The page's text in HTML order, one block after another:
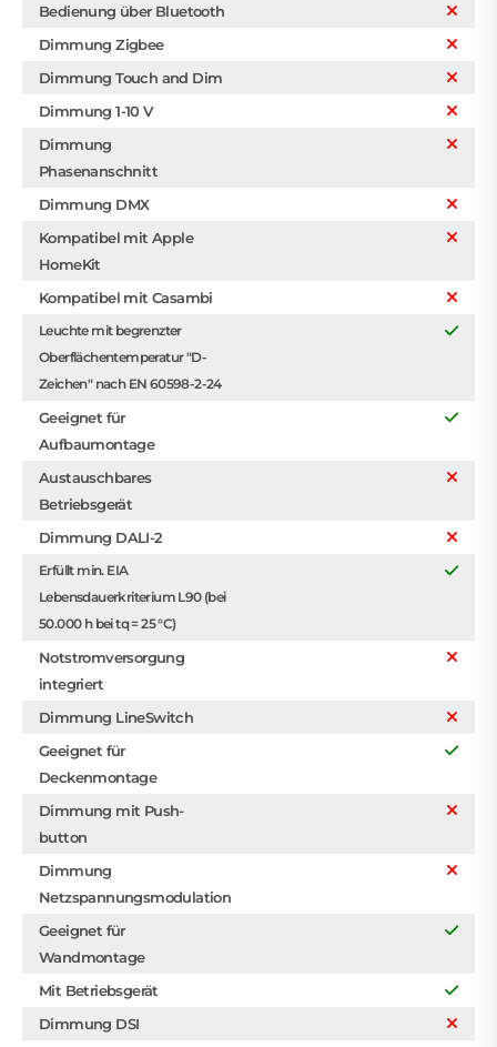
Bedienung über Bluetooth
Dimmung Zigbee
Dimmung Touch and Dim
Dimmung 1-10 V
Dimmung
Phasenanschnitt
Dimmung DMX
Kompatibel mit Apple
HomeKit
Kompatibel mit Casambi
Leuchte mit begrenzter
Oberflächentemperatur "D-
Zeichen" nach EN 60598-2-24
Geeignet für
Aufbaumontage
Austauschbares
Betriebsgerät
Dimmung DALI-2
Erfüllt min. EIA
Lebensdauerkriterium L90 (bei
50.000 h bei tq = 25 °C)
Notstromversorgung
integriert
Dimmung LineSwitch
Geeignet für
Deckenmontage
Dimmung mit Push-
button
Dimmung
Netzspannungsmodulation
Geeignet für
Wandmontage
Mit Betriebsgerät
Dimmung DSI